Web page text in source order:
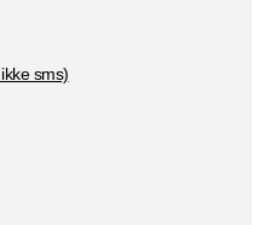
sms)